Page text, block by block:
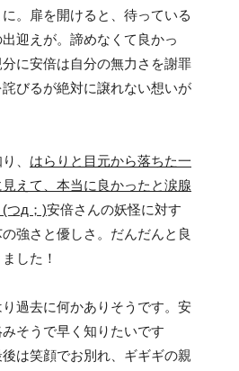
。扉を開けると、待っている
迎えが。諦めなくて良かっ
に安倍は自分の無力さを謝罪
びるが絶対に譲れない想いが
、 はらりと目元から落ちた一
えて、本当に良かったと涙腺
つд；)安倍さんの妖怪に対す
強さと優しさ。だんだんと良
した！
過去に何かありそうです。安
そうで早く知りたいです
は笑顔でお別れ、ギギギの親